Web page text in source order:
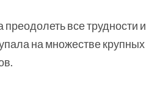
все трудности и
на множестве крупных